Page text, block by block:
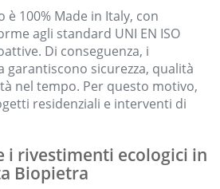
100% Made in Italy, con
agli standard UNI EN ISO
Di conseguenza, i
sicurezza, qualità
nel tempo. Per questo motivo,
residenziali e interventi di
i rivestimenti ecologici in
Biopietra